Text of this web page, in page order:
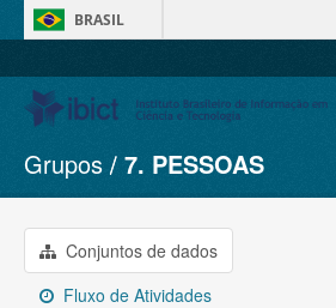
BRASIL
Conjuntos de dados
Organizações
Grupos
Sobre
Grupos 7. PESSOAS
Conjuntos de dados
Fluxo de Atividades